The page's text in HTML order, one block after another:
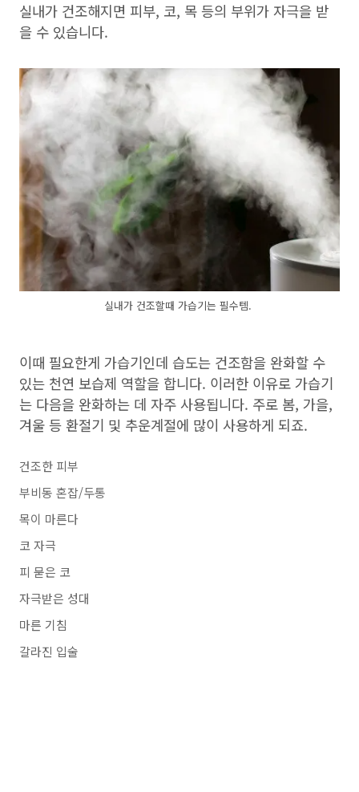
실내가 건조해지면 피부, 코, 목 등의 부위가 자극을 받
을 수 있습니다.
실내가 건조할때 가습기는 필수템.
이때 필요한게 가습기인데 습도는 건조함을 완화할 수
있는 천연 보습제 역할을 합니다. 이러한 이유로 가습기
는 다음을 완화하는 데 자주 사용됩니다. 주로 봄, 가을,
겨울 등 환절기 및 추운계절에 많이 사용하게 되죠.
건조한 피부
부비동 혼잡/두통
목이 마른다
코 자극
피 묻은 코
자극받은 성대
마른 기침
갈라진 입술